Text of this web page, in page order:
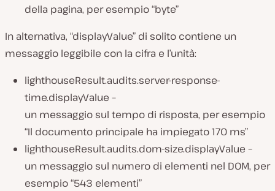
della pagina, per esempio “byte”
In alternativa, “displayValue” di solito contiene un
messaggio leggibile con la cifra e l’unità:
lighthouseResult.audits.server-response-
time.displayValue –
un messaggio sul tempo di risposta, per esempio
“Il documento principale ha impiegato 170 ms”
lighthouseResult.audits.dom-size.displayValue –
un messaggio sul numero di elementi nel DOM, per
esempio “543 elementi”